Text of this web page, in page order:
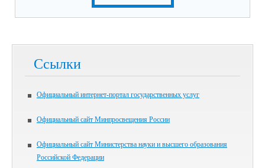
Ссылки
Официальный интернет-портал государственных услуг
Официальный сайт Минпросвещения России
Официальный сайт Министерства науки и высшего образования
Российской Федерации